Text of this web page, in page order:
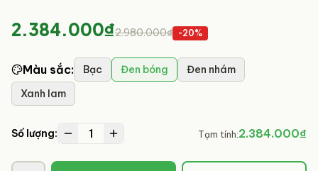
2.384.000₫2.980.000₫ -20%
Màu sắc: Bạc Đen bóng
Đen nhám
Xanh lam
Số lượng: 1 Tạm tính:2.384.000₫